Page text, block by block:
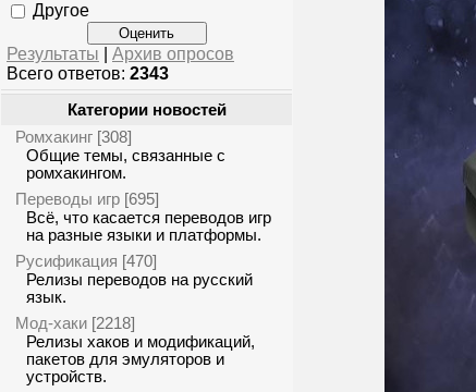
Другое
Результаты
Архив опросов
Всего ответов: 2343
Категории новостей
Ромхакинг [308]
Общие темы, связанные с
ромхакингом.
Переводы игр [695]
Всё, что касается переводов игр
на разные языки и платформы.
Русификация [470]
Релизы переводов на русский
язык.
Мод-хаки [2218]
Релизы хаков и модификаций,
пакетов для эмуляторов и
устройств.